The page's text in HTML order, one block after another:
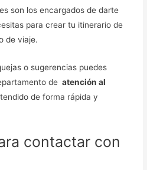
son los encargados de darte
para crear tu itinerario de
de viaje.
o sugerencias puedes
de atención al
de forma rápida y
contactar con